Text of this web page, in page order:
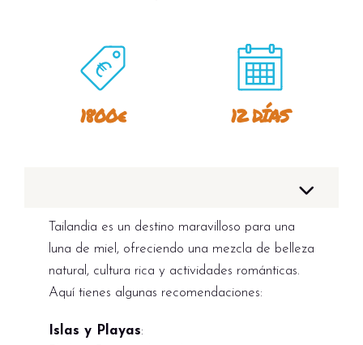
1800€ 12 DÍAS
Tailandia es un destino maravilloso para una
luna de miel, ofreciendo una mezcla de belleza
natural, cultura rica y actividades románticas.
Aquí tienes algunas recomendaciones:
Islas y Playas: